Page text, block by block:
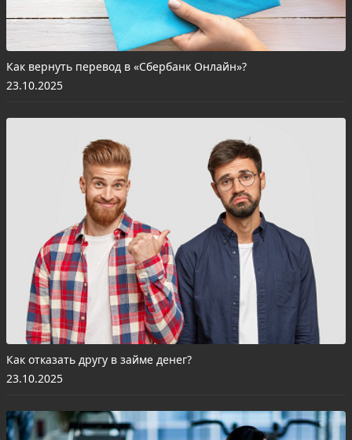
Как вернуть перевод в «Сбербанк Онлайн»?
23.10.2025
Как отказать другу в займе денег?
23.10.2025